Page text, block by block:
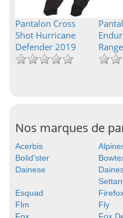
Pantalon Cross
Shot Hurricane
Defender 2019
Nos marques de
Acerbis
Bolid'ster
Dainese
Esquad
Flm
Fly